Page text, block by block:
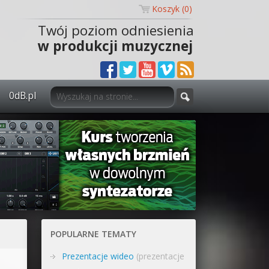
Koszyk (0)
Twój poziom odniesienia
w produkcji muzycznej
0dB.pl
0dB.pl - informacje
Newsletter
Materiały dla mediów
Archiwum aktualności
POPULARNE TEMATY
Prezentacje wideo (prezentacje